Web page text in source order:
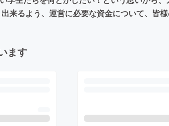
来るよう、運営に必要な資金について、皆
ます